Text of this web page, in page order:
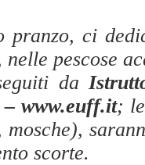
pranzo, ci
nelle pescose
da
www.euff.it;
scorte.